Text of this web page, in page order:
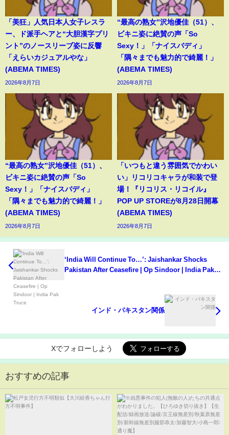
「美狂」人気日本人女子レスラ
ー、ド派手ヘアと“大胆漢字プリ
ント”のノースリーブ姿に反響
「えらいカジュアルやな」
(ABEMA TIMES)
2026年8月7日
“最高の熟女”沢地優佳（51）、
ビキニ姿に絶賛の声「So
Sexy！」「ナイスバディ」
「隅々までも魅力的で綺麗！」
(ABEMA TIMES)
2026年8月7日
“最高の熟女”沢地優佳（51）、
ビキニ姿に絶賛の声「So
Sexy！」「ナイスバディ」
「隅々までも魅力的で綺麗！」
(ABEMA TIMES)
2026年8月7日
「いつもと違う雰囲気でかわい
い」リコリコキャラが和装で登
場！『リコリス・リコイル』
POP UP STOREが8月28日開幕
(ABEMA TIMES)
2026年8月7日
‘India Will Continue To…’: Jaishankar Shocks
Pakistan After Ceasefire | Op Sindoor | India Pak
インド・パキスタン関係
Xでフォローしよう
おすすめの記事